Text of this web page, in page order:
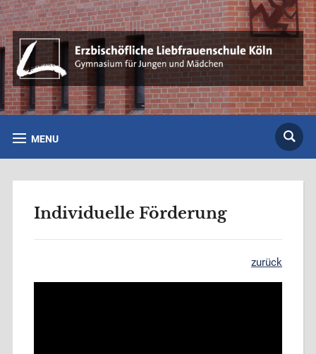
MENU
Individuelle Förderung
zurück